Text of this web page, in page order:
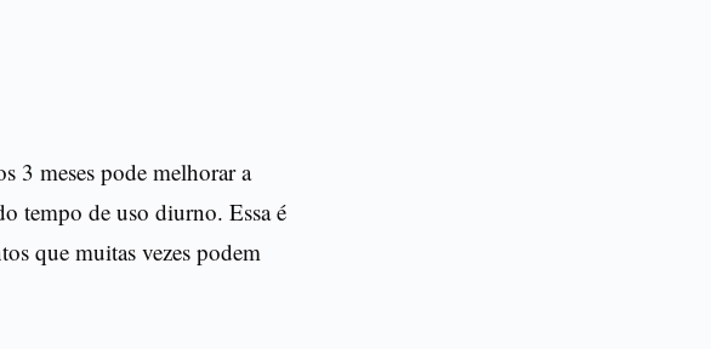
3 meses pode melhorar a
tempo de uso diurno. Essa é
que muitas vezes podem